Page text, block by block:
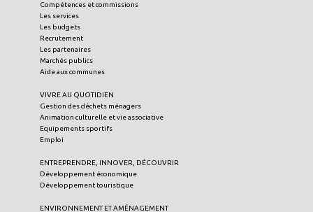
Compétences et commissions
Les services
Les budgets
Recrutement
Les partenaires
Marchés publics
Aide aux communes
VIVRE AU QUOTIDIEN
Gestion des déchets ménagers
Animation culturelle et vie associative
Equipements sportifs
Emploi
ENTREPRENDRE, INNOVER, DÉCOUVRIR
Développement économique
Développement touristique
ENVIRONNEMENT ET AMÉNAGEMENT